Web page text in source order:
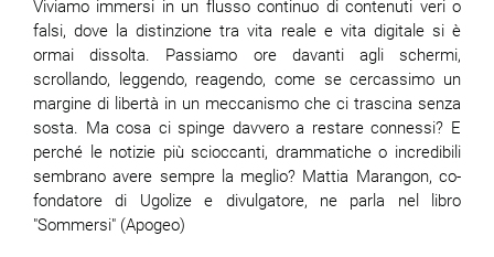
Viviamo immersi in un flusso continuo di contenuti veri o
falsi, dove la distinzione tra vita reale e vita digitale si è
ormai dissolta. Passiamo ore davanti agli schermi,
scrollando, leggendo, reagendo, come se cercassimo un
margine di libertà in un meccanismo che ci trascina senza
sosta. Ma cosa ci spinge davvero a restare connessi? E
perché le notizie più scioccanti, drammatiche o incredibili
sembrano avere sempre la meglio? Mattia Marangon, co-
fondatore di Ugolize e divulgatore, ne parla nel libro
"Sommersi" (Apogeo)